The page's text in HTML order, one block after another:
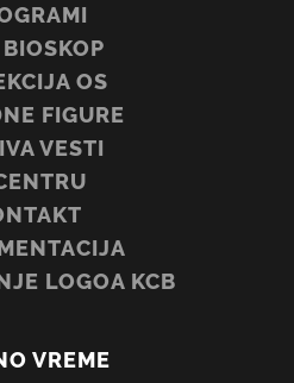
OS
FIGURE
VESTI
LOGOA KCB
VREME